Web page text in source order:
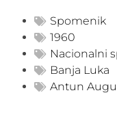
Spomenik
1960
Nacionalni
Banja Luka
Antun